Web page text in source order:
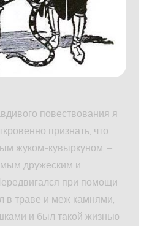
повествования я
признать, что
жуком-кувыркуном, –
дружеским и
при помощи
в траве и меж камнями,
и был такой жизнью